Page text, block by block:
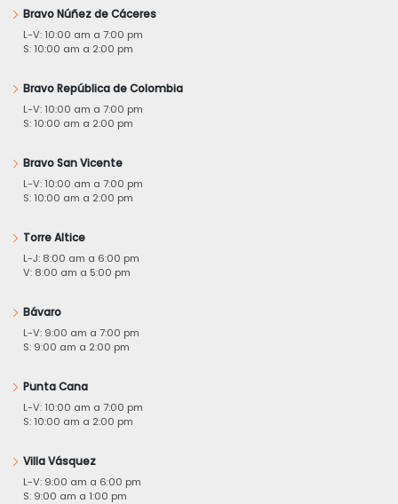
Bravo Núñez de Cáceres
L-V: 10:00 am a 7:00 pm
S: 10:00 am a 2:00 pm
Bravo República de Colombia
L-V: 10:00 am a 7:00 pm
S: 10:00 am a 2:00 pm
Bravo San Vicente
L-V: 10:00 am a 7:00 pm
S: 10:00 am a 2:00 pm
Torre Altice
L-J: 8:00 am a 6:00 pm
V: 8:00 am a 5:00 pm
Bávaro
L-V: 9:00 am a 7:00 pm
S: 9:00 am a 2:00 pm
Punta Cana
L-V: 10:00 am a 7:00 pm
S: 10:00 am a 2:00 pm
Villa Vásquez
L-V: 9:00 am a 6:00 pm
S: 9:00 am a 1:00 pm